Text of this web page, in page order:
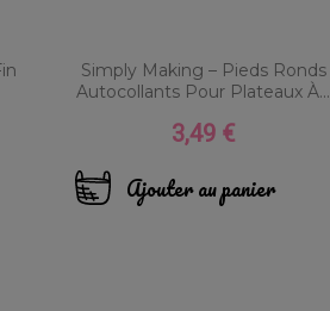
Simply Making – Pieds Ronds
Autocollants Pour Plateaux À...
Prix
3,49 €
Ajouter au panier